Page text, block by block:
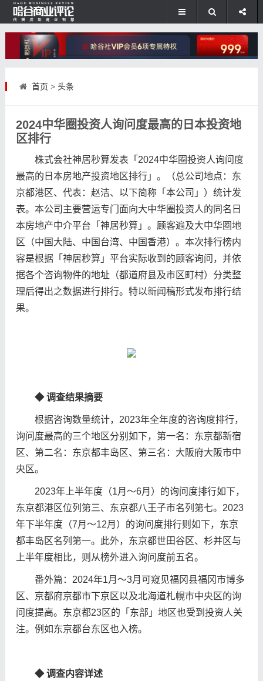
首页 > 头条
2024中华圈投资人询问度最高的日本投资地
区排行
株式会社神居秒算发表「2024中华圈投资人询问度
最高的日本房地产投资地区排行」。（总公司地点：东
京都港区、代表：赵洁、以下简称「本公司」）统计发
表。本公司主要营运专门面向大中华圈投资人的同名日
本房地产中介平台「神居秒算」。顾客遍及大中华圈地
区（中国大陆、中国台湾、中国香港）。本次排行榜内
容是根据「神居秒算」平台实际收到的顾客询问，并依
据各个咨询物件的地址（都道府县及市区町村）分类整
理后得出之数据进行排行。特以新闻稿形式发布排行结
果。
◆ 调查结果摘要
根据咨询数量统计，2023年全年度的咨询度排行，
询问度最高的三个地区分别如下，第一名：东京都新宿
区、第二名：东京都丰岛区、第三名：大阪府大阪市中
央区。
2023年上半年度（1月〜6月）的询问度排行如下，
东京都港区位列第三、东京都八王子市名列第七。2023
年下半年度（7月〜12月）的询问度排行则如下，东京
都丰岛区名列第一。此外，东京都世田谷区、杉并区与
上半年度相比，则从榜外进入询问度前五名。
番外篇：2024年1月〜3月可窥见福冈县福冈市博多
区、京都府京都市下京区以及北海道札幌市中央区的询
问度提高。东京都23区的「东部」地区也受到投资人关
注。例如东京都台东区也入榜。
◆ 调查内容详述